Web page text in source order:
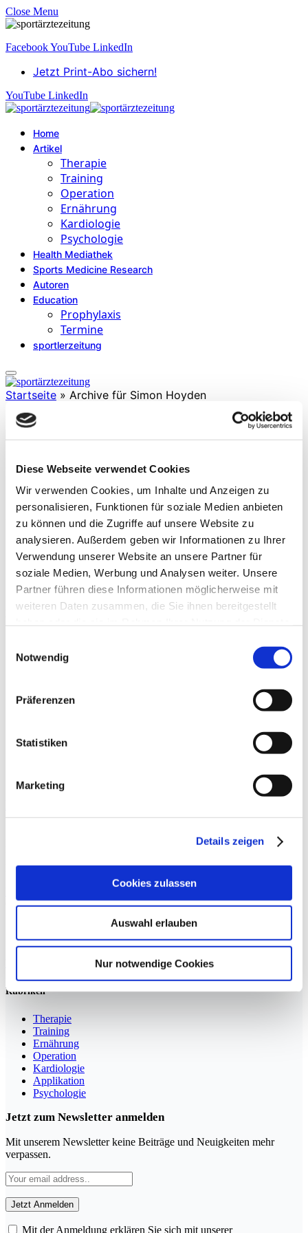
Diese Webseite verwendet Cookies
Wir verwenden Cookies, um Inhalte und Anzeigen zu
personalisieren, Funktionen für soziale Medien anbieten
zu können und die Zugriffe auf unsere Website zu
analysieren. Außerdem geben wir Informationen zu Ihrer
Verwendung unserer Website an unsere Partner für
soziale Medien, Werbung und Analysen weiter. Unsere
Partner führen diese Informationen möglicherweise mit
weiteren Daten zusammen, die Sie ihnen bereitgestellt
Notwendig
Präferenzen
Statistiken
Marketing
Details zeigen
Cookies zulassen
Auswahl erlauben
Nur notwendige Cookies
Close Menu
FacebookYouTube LinkedIn
Jetzt Print-Abo sichern!
YouTube LinkedIn
Home
Artikel
Therapie
Training
Operation
Ernährung
Kardiologie
Psychologie
Health Mediathek
Sports Medicine Research
Autoren
Education
Prophylaxis
Termine
sportlerzeitung
Startseite » Archive für Simon Hoyden
Simon Hoyden
ist TÜV Rheinland zertifizierter Personaltrainer und Diplom
Personaltrainer (IST). Er ist selbstständiger Personalfitnesstrainer
und Inhaber „PULS 190 effektiv trainieren“ in Dortmund und
Weltmeister sowie deutscher Meister Duathlon.
Beiträge
komplexes Syndrom, welches als Folge einer geringen
kann RED-S
Sportmedizin für Ärzte, Therapeuten und Trainer
Rubriken
Therapie
Training
Ernährung
Operation
Kardiologie
Applikation
Psychologie
Jetzt zum Newsletter anmelden
Mit unserem Newsletter keine Beiträge und Neuigkeiten mehr
verpassen.
Mit der Anmeldung erklären Sie sich mit unserer